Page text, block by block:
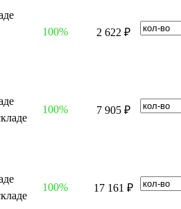
100% 2 622 ₽
100% 7 905 ₽
100% 17 161 ₽